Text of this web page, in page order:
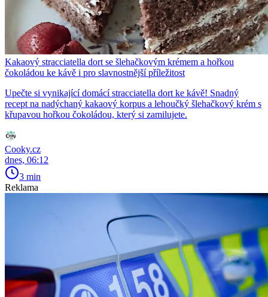
Kakaový stracciatella dort se šlehačkovým krémem a hořkou
čokoládou ke kávě i pro slavnostnější příležitost
Upečte si vynikající domácí stracciatella dort ke kávě! Snadný
recept na nadýchaný kakaový korpus a lehoučký šlehačkový krém s
křupavou hořkou čokoládou, který si zamilujete.
Cooky.cz
dnes, 06:12
3 min
Reklama